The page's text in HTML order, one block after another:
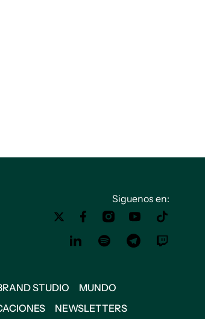
Siguenos en:
STUDIO
MUNDO
NEWSLETTERS